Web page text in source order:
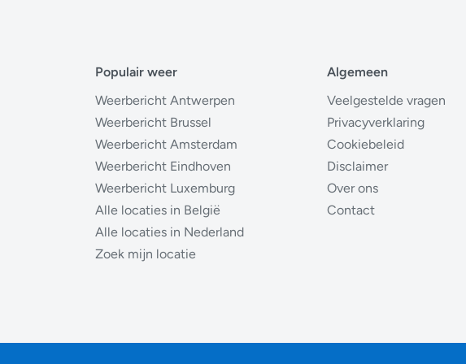
Populair weer
Weerbericht Antwerpen
Weerbericht Brussel
Weerbericht Amsterdam
Weerbericht Eindhoven
Weerbericht Luxemburg
Alle locaties in België
Alle locaties in Nederland
Zoek mijn locatie
Algemeen
Veelgestelde vragen
Privacyverklaring
Cookiebeleid
Disclaimer
Over ons
Contact